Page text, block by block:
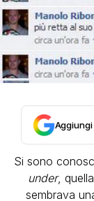
Aggiungi
Si sono
under,
sembrava